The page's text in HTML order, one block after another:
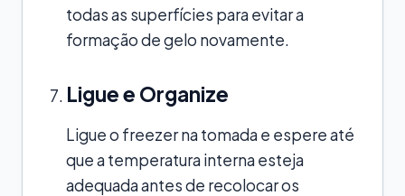
todas as superfícies para evitar a
formação de gelo novamente.
Ligue e Organize
Ligue o freezer na tomada e espere até
que a temperatura interna esteja
adequada antes de recolocar os